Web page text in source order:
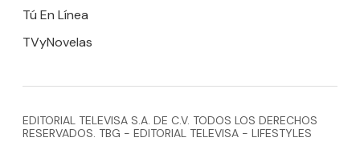
Tú En Línea
TVyNovelas
EDITORIAL TELEVISA S.A. DE C.V. TODOS LOS DERECHOS
RESERVADOS. TBG - EDITORIAL TELEVISA - LIFESTYLES